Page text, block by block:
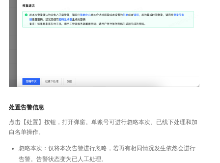
处置告警信息
点击【处置】按钮，打开弹窗。单账号可进行忽略本次、已线下处理和加
白名单操作。
忽略本次：仅将本次告警进行忽略，若再有相同情况发生依然会进行
告警。告警状态变为已人工处理。